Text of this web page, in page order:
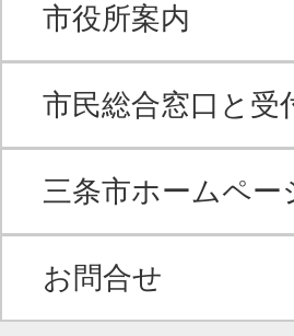
市役所案内
市民総合窓口と受
三条市ホームペー
お問合せ